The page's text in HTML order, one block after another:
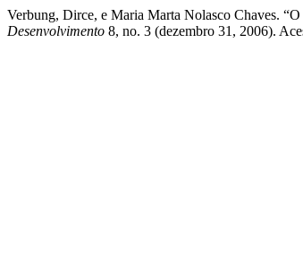
Verbung, Dirce, e Maria Marta Nolasco
Desenvolvimento 8, no. 3 (dezembro 31, 2006).